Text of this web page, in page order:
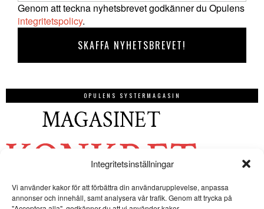
Integritetsinställningar
Vi använder kakor för att förbättra din användarupplevelse, anpassa
annonser och innehåll, samt analysera vår trafik. Genom att trycka på
Genom att teckna nyhetsbrevet godkänner du Opulens
integritetspolicy.
OPULENS SYSTERMAGASIN